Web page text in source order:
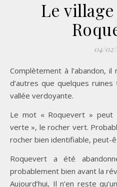
Le
04/02/
Complètement à l’abandon, il n’y a absolument rien à voir
d’autres que quelques
vallée verdoyante.
Le mot « Roquevert »
verte », le rocher vert.
rocher bien identifiable, peut-
Roquevert a été
probablement bien avant la
Aujourd’hui, Il n’en reste